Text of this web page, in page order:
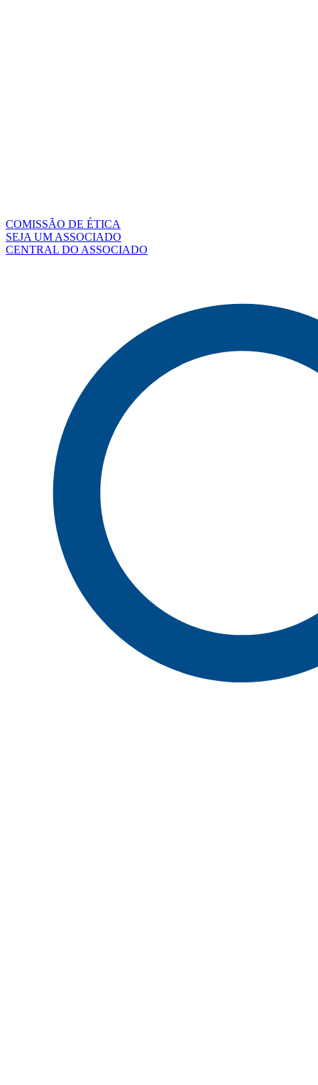
COMISSÃO DE ÉTICA
SEJA UM ASSOCIADO
CENTRAL DO ASSOCIADO